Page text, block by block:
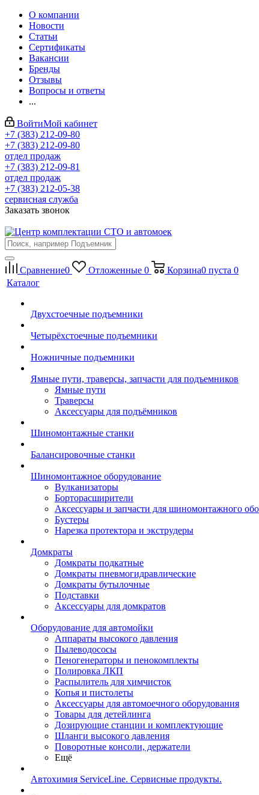
О компании
Новости
Статьи
Сертификаты
Вакансии
Бренды
Отзывы
Вопросы и ответы
...
ВойтиМой кабинет
+7 (383) 212-09-80
+7 (383) 212-09-80
отдел продаж
+7 (383) 212-09-81
отдел продаж
+7 (383) 212-05-38
сервисная служба
Заказать звонок
Сравнение0 Отложенные 0 Корзина0 пуста 0
Каталог
Двухстоечные подъемники
Четырёхстоечные подъемники
Ножничные подъемники
Ямные пути, траверсы, запчасти для подъемников
Ямные пути
Траверсы
Аксессуары для подъёмников
Шиномонтажные станки
Балансировочные станки
Шиномонтажное оборудование
Вулканизаторы
Борторасширители
Аксессуары и запчасти для шиномонтажного
Бустеры
Нарезка протектора и экструдеры
Домкраты
Домкраты подкатные
Домкраты пневмогидравлические
Домкраты бутылочные
Подставки
Аксессуары для домкратов
Оборудование для автомойки
Аппараты высокого давления
Пылеводососы
Пеногенераторы и пенокомплекты
Полировка ЛКП
Распылитель для химчисток
Копья и пистолеты
Аксессуары для автомоечного оборудования
Товары для детейлинга
Дозирующие станции и комплектующие
Шланги высокого давления
Поворотные консоли, держатели
Ещё
Автохимия ServiceLine. Сервисные продукты.